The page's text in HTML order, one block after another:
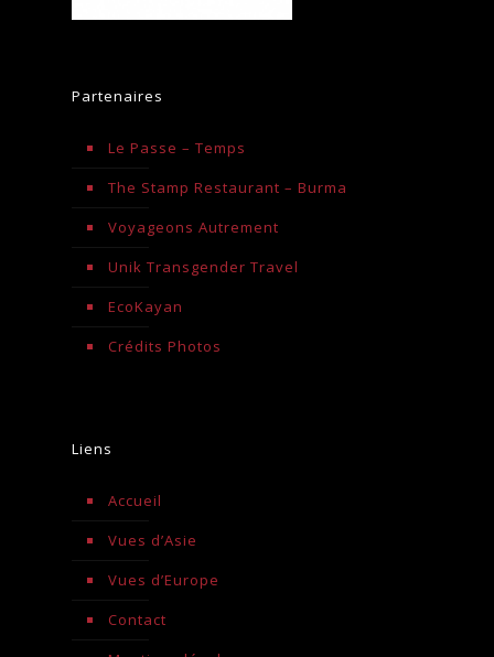
Partenaires
Le Passe – Temps
The Stamp Restaurant – Burma
Voyageons Autrement
Unik Transgender Travel
EcoKayan
Crédits Photos
Liens
Accueil
Vues d’Asie
Vues d’Europe
Contact